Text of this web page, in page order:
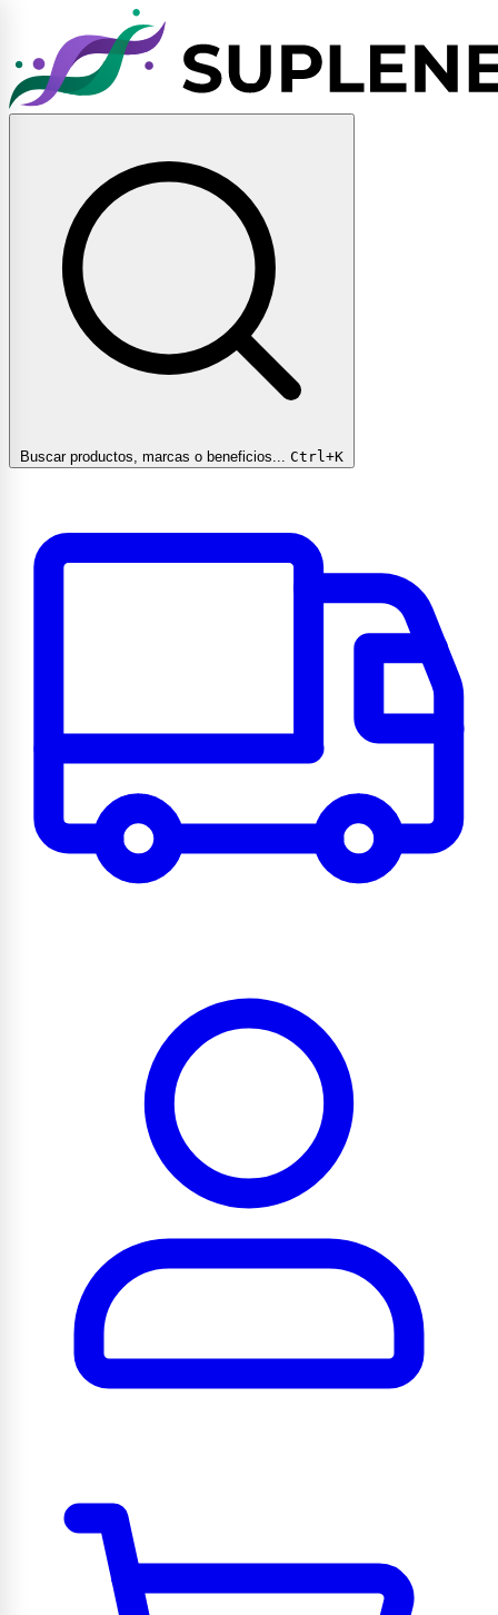
Buscar productos, marcas o beneficios... Ctrl+K